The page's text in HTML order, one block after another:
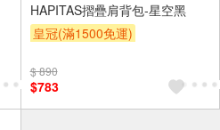
HAPITAS摺疊肩背包-星空黑
皇冠(滿1500免運)
$ 890
$783